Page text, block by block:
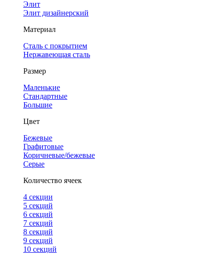
Элит
Элит дизайнерский
Материал
Сталь с покрытием
Нержавеющая сталь
Размер
Маленькие
Стандартные
Большие
Цвет
Бежевые
Графитовые
Коричневые/бежевые
Серые
Количество ячеек
4 cекции
5 секций
6 секций
7 секций
8 секций
9 секций
10 секций